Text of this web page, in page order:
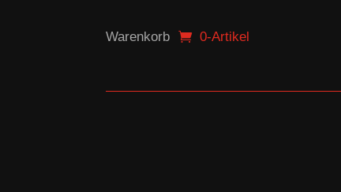
Warenkorb 0-Artikel